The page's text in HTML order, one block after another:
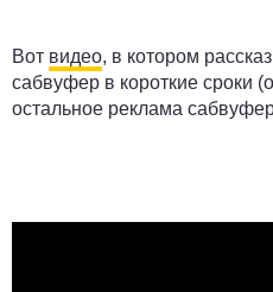
Вот видео, в котором
сабвуфер в короткие сроки
остальное реклама